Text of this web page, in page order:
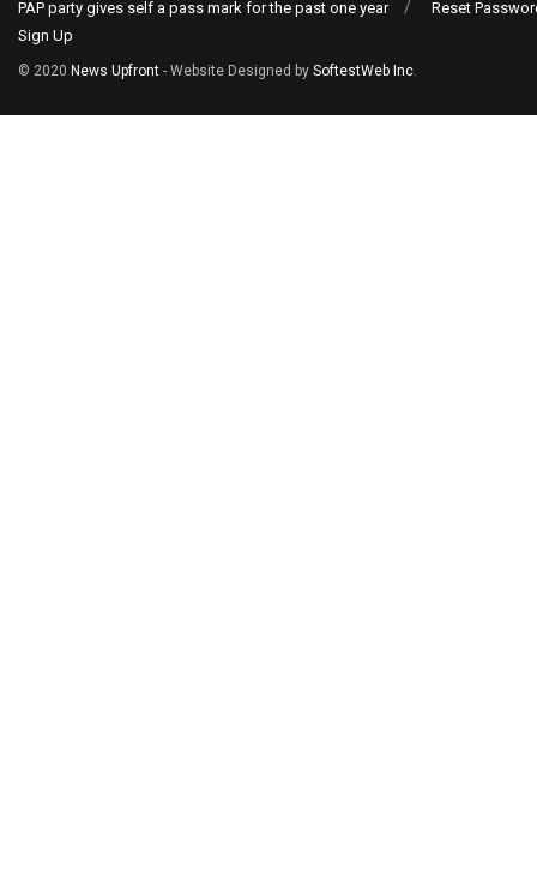
PAP party gives self a pass mark for the past one year
Reset
Sign Up
© 2020 News Upfront - Website Designed by SoftestWeb Inc